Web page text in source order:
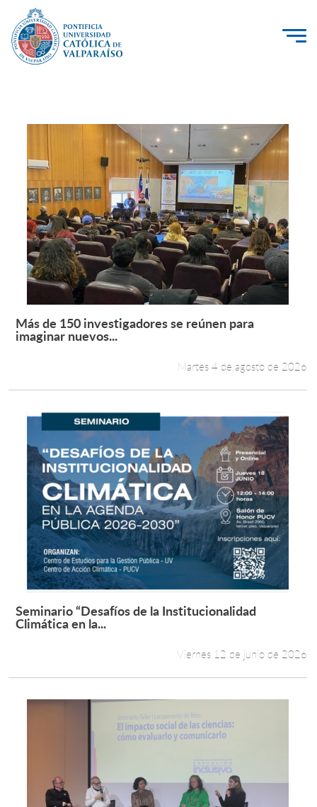
PUCV Internacional
Vinculación con el Medio
Admisión
Pregrado
Postgrado
Formación Continua
Funcionarios
Alumni
English
Leer más +
Más de 150 investigadores se reúnen para
imaginar nuevos...
Martes 4 de agosto de 2026
Leer más +
Seminario “Desafíos de la Institucionalidad
Climática en la...
Viernes 12 de junio de 2026